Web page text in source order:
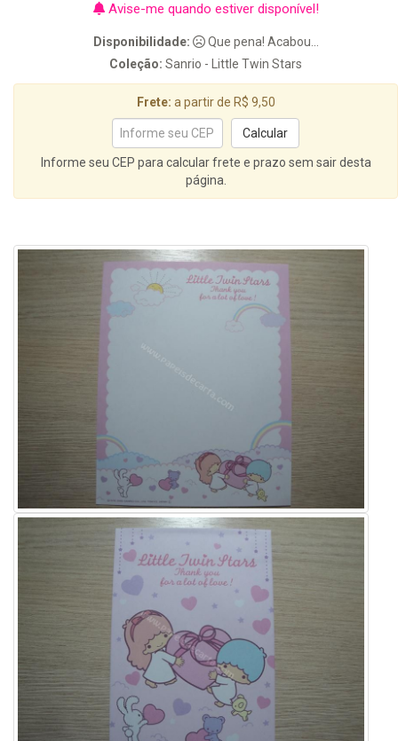
Avise-me quando estiver disponível!
Disponibilidade:
Que pena! Acabou...
Coleção: Sanrio - Little Twin Stars
Frete: a partir de R$ 9,50
Informe seu CEP para calcular frete e prazo sem sair desta
página.